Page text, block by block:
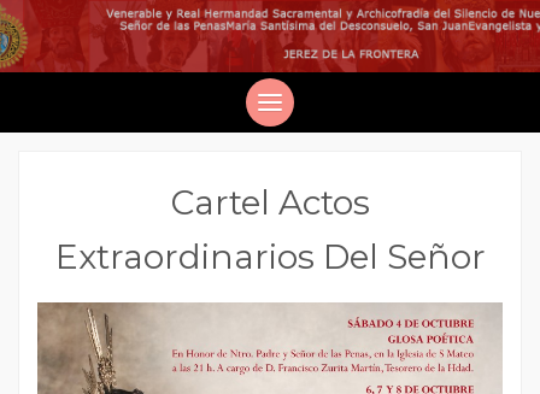
Cartel Actos
Extraordinarios Del Señor